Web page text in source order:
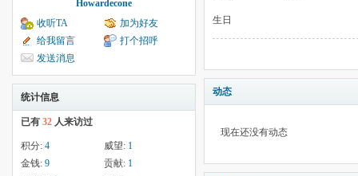
Howardecone
收听TA
加为好友
给我留言
打个招呼
发送消息
统计信息
已有 32 人来访过
积分: 4 威望: 1
金钱: 9 贡献: 1
生日
动态
现在还没有动态